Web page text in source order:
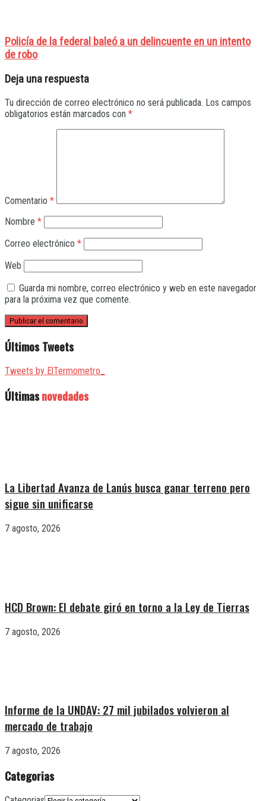
Policía de la federal baleó a un delincuente en un intento
de robo
Deja una respuesta
Tu dirección de correo electrónico no será publicada. Los campos
obligatorios están marcados con *
Comentario *
Nombre *
Correo electrónico *
Web
Guarda mi nombre, correo electrónico y web en este navegador
para la próxima vez que comente.
Últimos Tweets
Tweets by ElTermometro_
Últimasnovedades
La Libertad Avanza de Lanús busca ganar terreno pero
sigue sin unificarse
7 agosto, 2026
HCD Brown: El debate giró en torno a la Ley de Tierras
7 agosto, 2026
Informe de la UNDAV: 27 mil jubilados volvieron al
mercado de trabajo
7 agosto, 2026
Categorias